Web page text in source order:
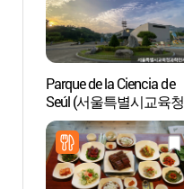
Parque de la Ciencia de
Seúl (서울특별시교육청
과학전시관)